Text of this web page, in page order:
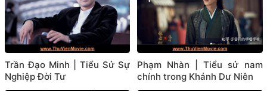
Trần Đạo Minh | Tiểu Sử Sự
Nghiệp Đời Tư
Phạm Nhàn | Tiểu sử nam
chính trong Khánh Dư Niên